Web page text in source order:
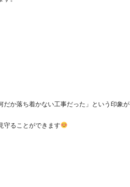
か落ち着かない工事だった」という印象が
守ることができます